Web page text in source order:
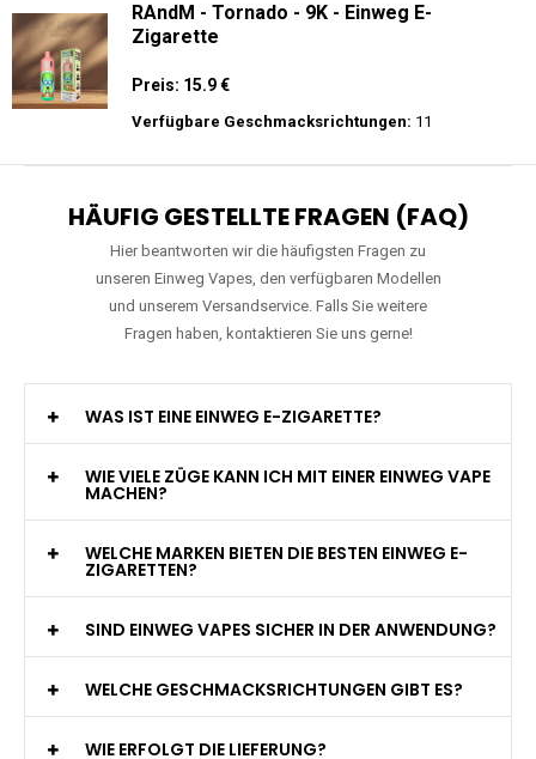
RAndM - Tornado - 9K - Einweg E-
Zigarette
Preis: 15.9 €
Verfügbare Geschmacksrichtungen: 11
HÄUFIG GESTELLTE FRAGEN (FAQ)
Hier beantworten wir die häufigsten Fragen zu
unseren Einweg Vapes, den verfügbaren Modellen
und unserem Versandservice. Falls Sie weitere
Fragen haben, kontaktieren Sie uns gerne!
WAS IST EINE EINWEG E-ZIGARETTE?
WIE VIELE ZÜGE KANN ICH MIT EINER EINWEG VAPE
MACHEN?
WELCHE MARKEN BIETEN DIE BESTEN EINWEG E-
ZIGARETTEN?
SIND EINWEG VAPES SICHER IN DER ANWENDUNG?
WELCHE GESCHMACKSRICHTUNGEN GIBT ES?
WIE ERFOLGT DIE LIEFERUNG?